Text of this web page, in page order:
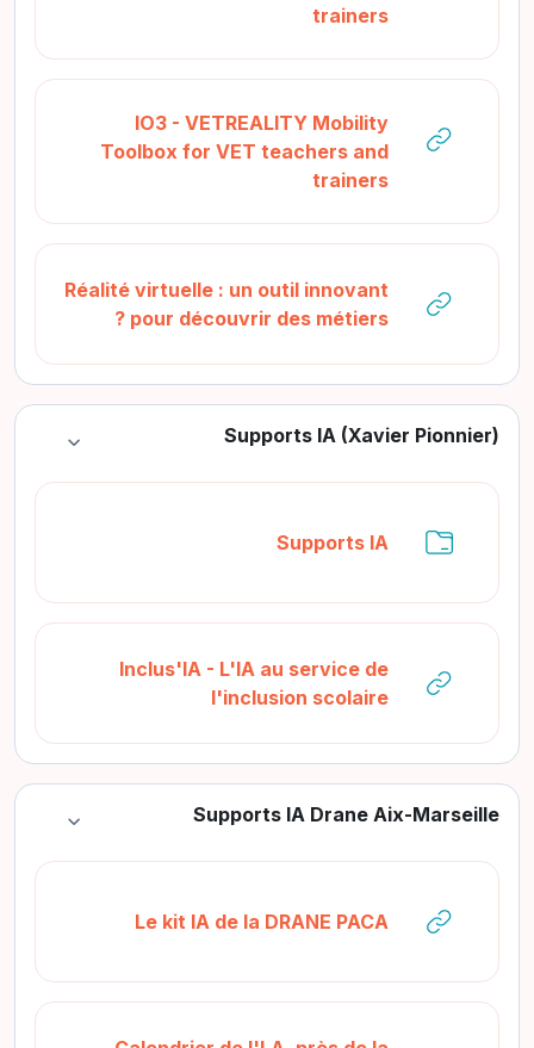
trainersرابط الكتروني
IO3 - VETREALITY Mobility
Toolbox for VET teachers and
trainersرابط الكتروني
Réalité virtuelle : un outil innovant
pour découvrir des métiers ?
Supports IA (Xavier Pionnier)
طي
Supports IAمجلد
Inclus'IA - L'IA au service de
l'inclusion scolaire
Supports IA Drane Aix-Marseille
طي
Le kit IA de la DRANE PACA